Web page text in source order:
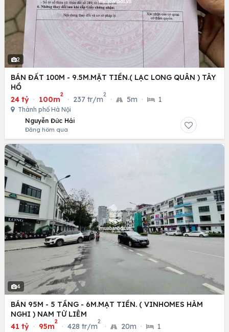
2
BÁN ĐẤT 100M - 9.5M.MẶT TIỀN.( LẠC LONG QUÂN ) TÂY
HỒ
24 tỷ · 100m
2
· 237 tr/m
2
· 5m · 1
Thành phố Hà Nội
Nguyễn Đức Hải
Đăng hôm qua
4
BÁN 95M - 5 TẦNG - 6M.MẠT TIỀN. ( VINHOMES HÀM
NGHI ) NAM TỪ LIÊM
41 tỷ · 95m
2
· 428 tr/m
2
· 20m · 1